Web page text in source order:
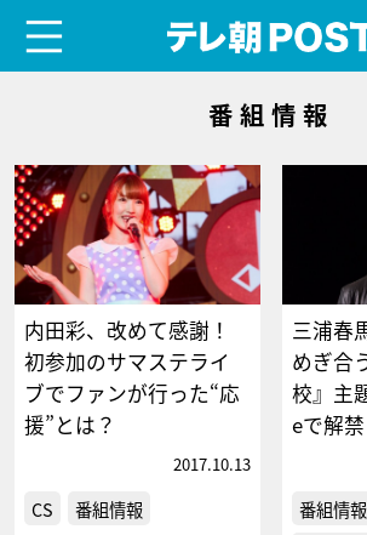
番組情報
内田彩、改めて感謝！
初参加のサマステライ
ブでファンが行った“応
援”とは？
2017.10.13
CS 番組情報
三浦春
めぎ合
校』主
eで解禁
番組情報